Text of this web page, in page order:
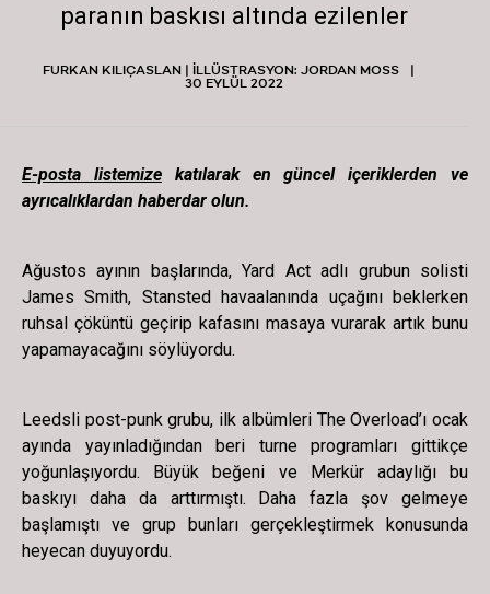
paranın baskısı altında ezilenler
FURKAN KILIÇASLAN | İLLÜSTRASYON: JORDAN MOSS
30 EYLÜL 2022
E-posta listemizekatılarak en güncel içeriklerden ve
ayrıcalıklardan haberdar olun.
Ağustos ayının başlarında, Yard Act adlı grubun solisti
James Smith, Stansted havaalanında uçağını beklerken
ruhsal çöküntü geçirip kafasını masaya vurarak artık bunu
yapamayacağını söylüyordu.
Leedsli post-punk grubu, ilk albümleri The Overload’ı ocak
ayında yayınladığından beri turne programları gittikçe
yoğunlaşıyordu. Büyük beğeni ve Merkür adaylığı bu
baskıyı daha da arttırmıştı. Daha fazla şov gelmeye
başlamıştı ve grup bunları gerçekleştirmek konusunda
heyecan duyuyordu.